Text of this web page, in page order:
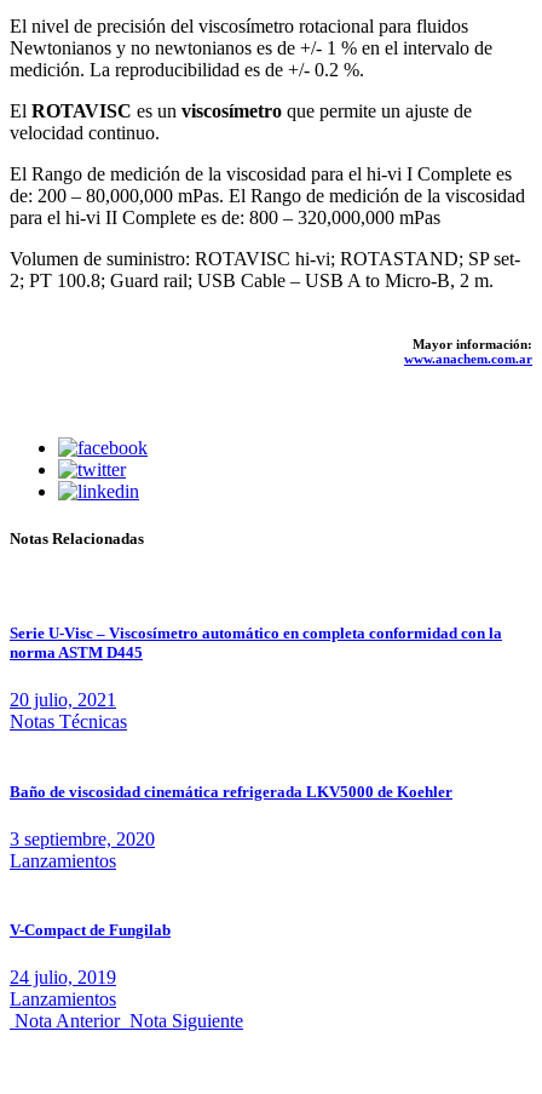
El nivel de precisión del viscosímetro rotacional para fluidos
Newtonianos y no newtonianos es de +/- 1 % en el intervalo de
medición. La reproducibilidad es de +/- 0.2 %.
El ROTAVISC es un viscosímetro que permite un ajuste de
velocidad continuo.
El Rango de medición de la viscosidad para el hi-vi I Complete es
de: 200 – 80,000,000 mPas. El Rango de medición de la viscosidad
para el hi-vi II Complete es de: 800 – 320,000,000 mPas
Volumen de suministro: ROTAVISC hi-vi; ROTASTAND; SP set-
2; PT 100.8; Guard rail; USB Cable – USB A to Micro-B, 2 m.
Mayor información:
www.anachem.com.ar
Notas Relacionadas
Serie U-Visc – Viscosímetro automático en completa conformidad con la
norma ASTM D445
20 julio, 2021
Notas Técnicas
Baño de viscosidad cinemática refrigerada LKV5000 de Koehler
3 septiembre, 2020
Lanzamientos
V-Compact de Fungilab
24 julio, 2019
Lanzamientos
Nota Anterior Nota Siguiente